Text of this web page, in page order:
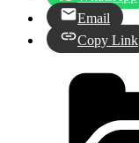
Email
Copy Link